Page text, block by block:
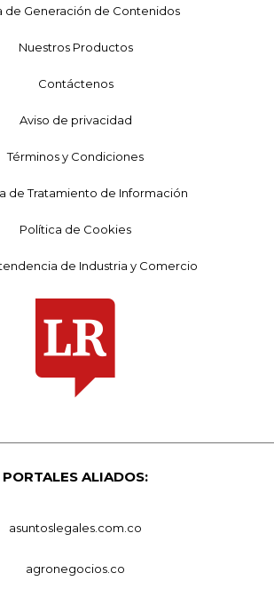
de Generación de Contenidos
Nuestros Productos
Contáctenos
Aviso de privacidad
Términos y Condiciones
de Tratamiento de Información
Política de Cookies
de Industria y Comercio
PORTALES ALIADOS:
asuntoslegales.com.co
agronegocios.co